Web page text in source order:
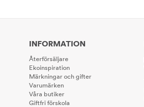
INFORMATION
Återförsäljare
Ekoinspiration
Märkningar och gifter
Varumärken
Våra butiker
Giftfri förskola